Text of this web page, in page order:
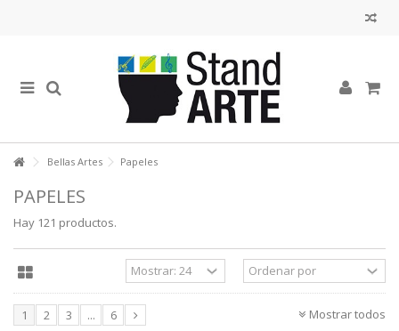
Bellas Artes Papeles
PAPELES
Hay 121 productos.
Mostrar todos
1 2 3 ... 6